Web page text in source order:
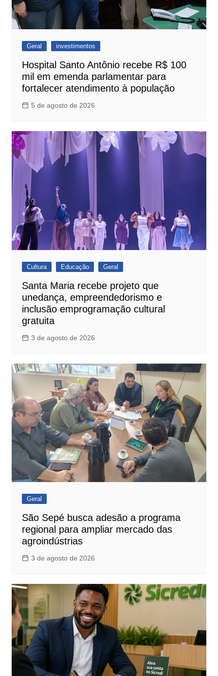
Geral investimentos
Hospital Santo Antônio recebe R$ 100
mil em emenda parlamentar para
fortalecer atendimento à população
5 de agosto de 2026
Cultura Educação Geral
Santa Maria recebe projeto que
unedança, empreendedorismo e
inclusão emprogramação cultural
gratuita
3 de agosto de 2026
Geral
São Sepé busca adesão a programa
regional para ampliar mercado das
agroindústrias
3 de agosto de 2026